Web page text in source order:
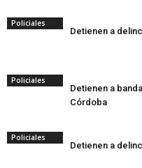
Policiales
Detienen a
Policiales
Detienen a
Córdoba
Policiales
Detienen a